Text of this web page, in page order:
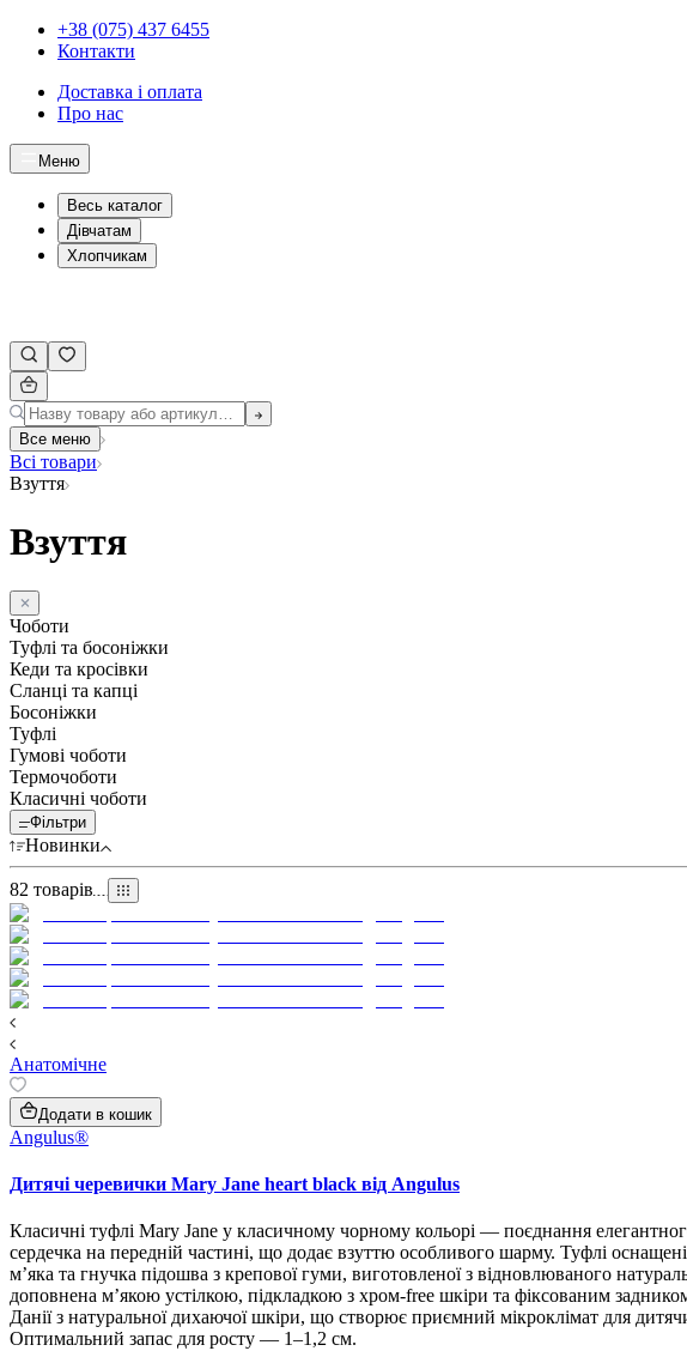
+38 (075) 437 6455
Контакти
Доставка і оплата
Про нас
Меню
Весь каталог
Дівчатам
Хлопчикам
Все меню
Всі товари
Взуття
Взуття
Чоботи
Туфлі та босоніжки
Кеди та кросівки
Сланці та капці
Босоніжки
Туфлі
Гумові чоботи
Термочоботи
Класичні чоботи
Фільтри
Новинки
82 товарів
Анатомічне
Додати в кошик
Angulus®
Дитячі черевички Mary Jane heart black від Angulus
Класичні туфлі Mary Jane у класичному чорному кольорі — поєднання
сердечка на передній частині, що додає взуттю особливого шарму. Туфлі
м’яка та гнучка підошва з крепової гуми, виготовленої з відновлюваного
доповнена м’якою устілкою, підкладкою з хром-free шкіри та фіксованим
Данії з натуральної дихаючої шкіри, що створює приємний мікроклімат для
Оптимальний запас для росту — 1–1,2 см.